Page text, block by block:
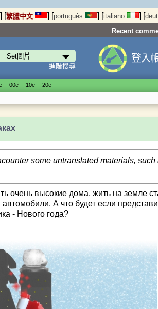
] [繁體中文 ] [português ] [italiano ] [
Recent
進階搜尋
登入
00е 10е 20е
some untranslated materials, such
очень высокие дома, жить на земле
А что будет если
- Нового года?